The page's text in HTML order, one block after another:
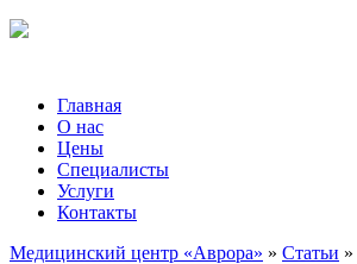
Главная
О нас
Цены
Специалисты
Услуги
Контакты
Медицинский центр «Аврора» » Статьи »